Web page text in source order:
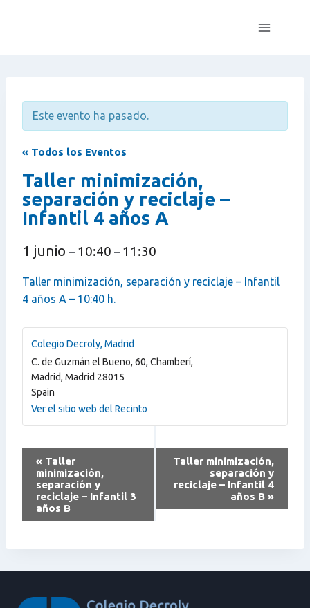
Este evento ha pasado.
« Todos los Eventos
Taller minimización,
separación y reciclaje –
Infantil 4 años A
1 junio – 10:40 – 11:30
Taller minimización, separación y reciclaje – Infantil
4 años A – 10:40 h.
Colegio Decroly, Madrid
C. de Guzmán el Bueno, 60, Chamberí,
Madrid, Madrid 28015
Spain
Ver el sitio web del Recinto
Navegación
del
Evento
« Taller
minimización,
separación y
reciclaje – Infantil 3
años B
Taller minimización,
separación y
reciclaje – Infantil 4
años B »